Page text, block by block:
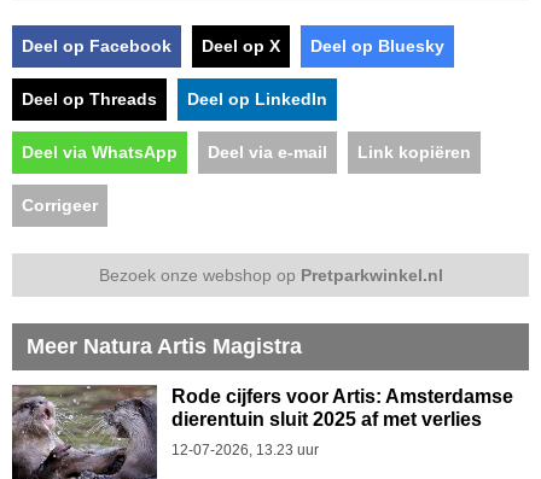
Deel op Facebook Deel op X Deel op Bluesky
Deel op Threads Deel op LinkedIn
Deel via WhatsApp Deel via e-mail Link kopiëren
Corrigeer
Bezoek onze webshop op Pretparkwinkel.nl
Meer Natura Artis Magistra
Rode cijfers voor Artis: Amsterdamse
dierentuin sluit 2025 af met verlies
12-07-2026, 13.23 uur